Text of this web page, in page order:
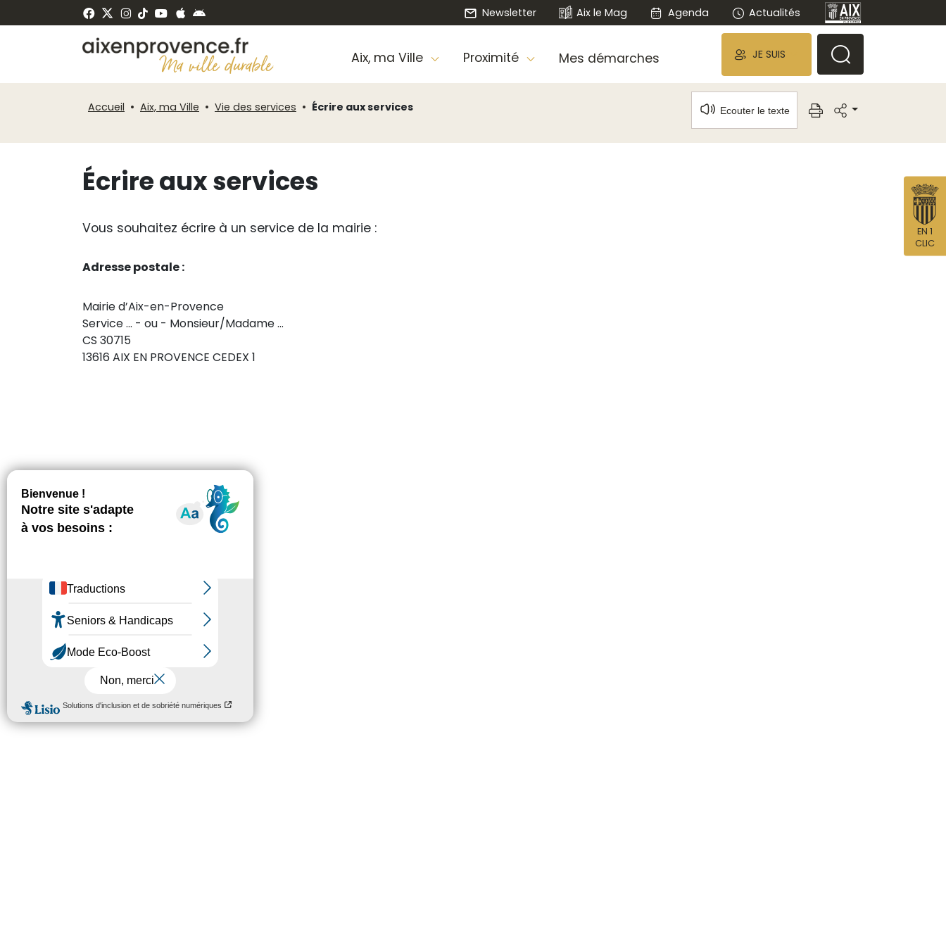
Newsletter Aix le Mag Agenda Actualités
Aix, ma Ville Proximité Mes démarches JE SUIS
Accueil Aix, ma Ville Vie des services Écrire aux services Ecouter le texte
Écrire aux services
Vous souhaitez écrire à un service de la mairie :
Adresse postale :
Mairie d’Aix-en-Provence
Service ... - ou - Monsieur/Madame ...
CS 30715
13616 AIX EN PROVENCE CEDEX 1
EN 1
CLIC
de
Panneau de gestion des cookies